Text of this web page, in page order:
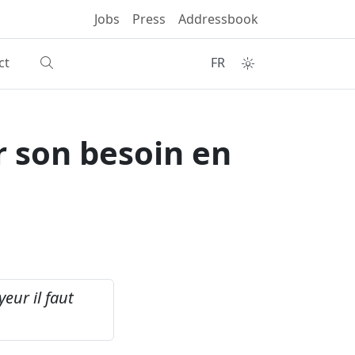
Jobs Press Addressbook
FR
besoin en
il faut